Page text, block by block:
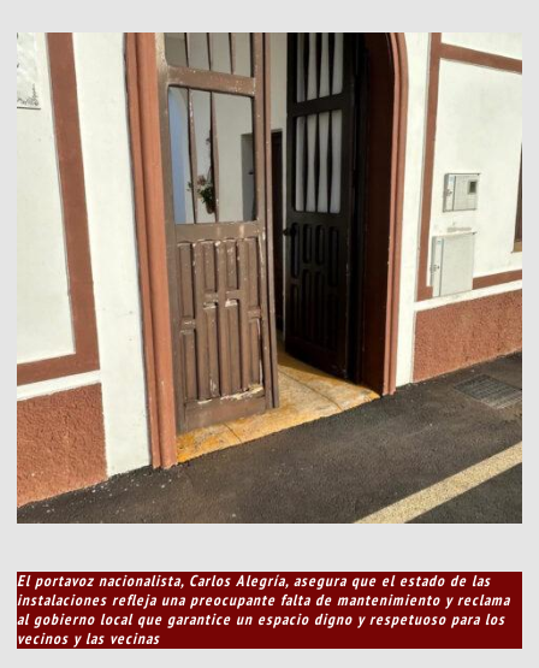
El portavoz nacionalista, Carlos Alegría, asegura que el estado de las
instalaciones refleja una preocupante falta de mantenimiento y reclama
al gobierno local que garantice un espacio digno y respetuoso para los
vecinos y las vecinas